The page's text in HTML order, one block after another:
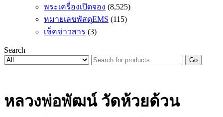
พระเครื่องเปิดจอง (8,525)
หมายเลขพัสดุEMS (115)
เช็คข่าวสาร (3)
Search
Go
หลวงพ่อพัฒน์ วัดห้วยด้วน